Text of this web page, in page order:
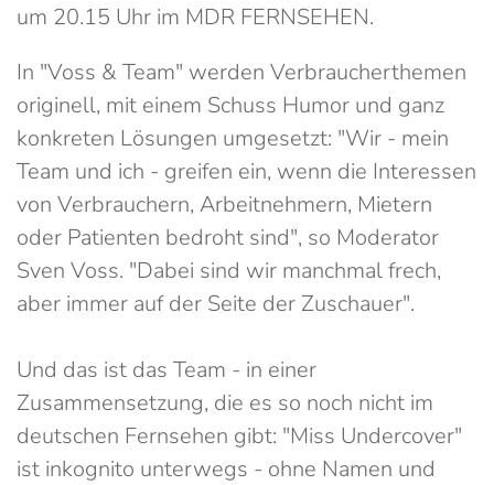
um 20.15 Uhr im MDR FERNSEHEN.
In "Voss & Team" werden Verbraucherthemen
originell, mit einem Schuss Humor und ganz
konkreten Lösungen umgesetzt: "Wir - mein
Team und ich - greifen ein, wenn die Interessen
von Verbrauchern, Arbeitnehmern, Mietern
oder Patienten bedroht sind", so Moderator
Sven Voss. "Dabei sind wir manchmal frech,
aber immer auf der Seite der Zuschauer".
Und das ist das Team - in einer
Zusammensetzung, die es so noch nicht im
deutschen Fernsehen gibt: "Miss Undercover"
ist inkognito unterwegs - ohne Namen und